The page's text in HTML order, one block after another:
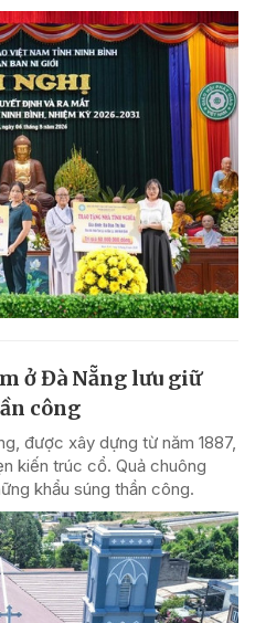
ở Đà Nẵng lưu giữ
công
được xây dựng từ năm 1887,
kiến trúc cổ. Quả chuông
khẩu súng thần công.